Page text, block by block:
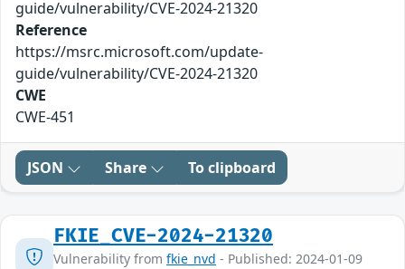
guide/vulnerability/CVE-2024-21320
Reference
https://msrc.microsoft.com/update-
guide/vulnerability/CVE-2024-21320
CWE
CWE-451
JSON Share To clipboard
FKIE_CVE-2024-21320
Vulnerability from fkie_nvd - Published: 2024-01-09